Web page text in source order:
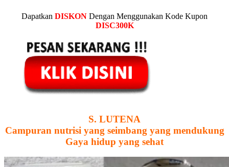
Dapatkan DISKON Dengan Menggunakan Kode Kupon
DISC300K
S. LUTENA
Campuran nutrisi yang seimbang yang mendukung
Gaya hidup yang sehat